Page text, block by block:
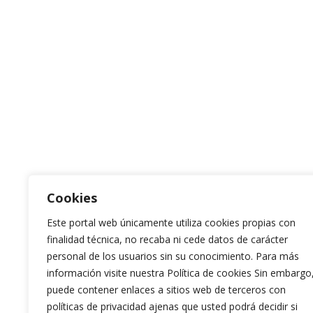
Cookies
Este portal web únicamente utiliza cookies propias con
finalidad técnica, no recaba ni cede datos de carácter
personal de los usuarios sin su conocimiento. Para más
información visite nuestra Política de cookies Sin
puede contener enlaces a sitios web de terceros con
políticas de privacidad ajenas que usted podrá decidir si